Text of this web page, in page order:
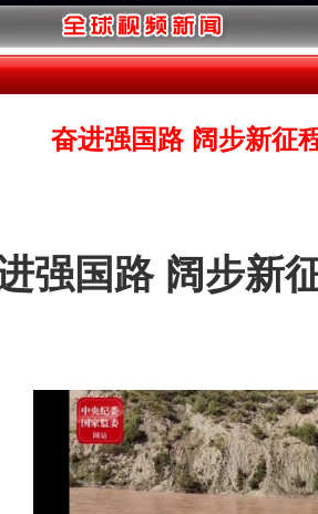
奋进强国路 阔步新征
国路 阔步新征